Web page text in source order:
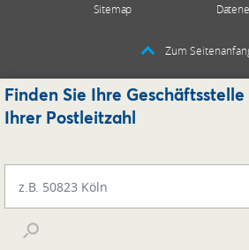
Sitemap
Zum
Finden Sie Ihre
Ihrer Postleitzahl